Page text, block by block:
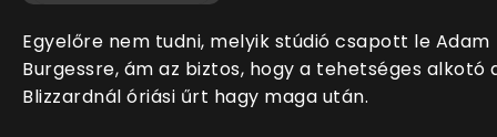
Egyelőre nem tudni, melyik stúdió csapott le Adam
Burgessre, ám az biztos, hogy a tehetséges alkotó
Blizzardnál óriási űrt hagy maga után.